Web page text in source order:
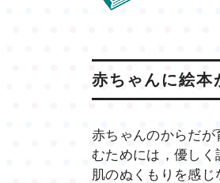
赤ちゃんに絵本
赤ちゃんのからだ
むためには，優しく
肌のぬくもりを感